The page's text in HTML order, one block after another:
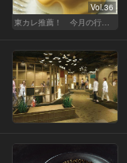
Vol.36
東カレ推薦！ 今月の行くべき店